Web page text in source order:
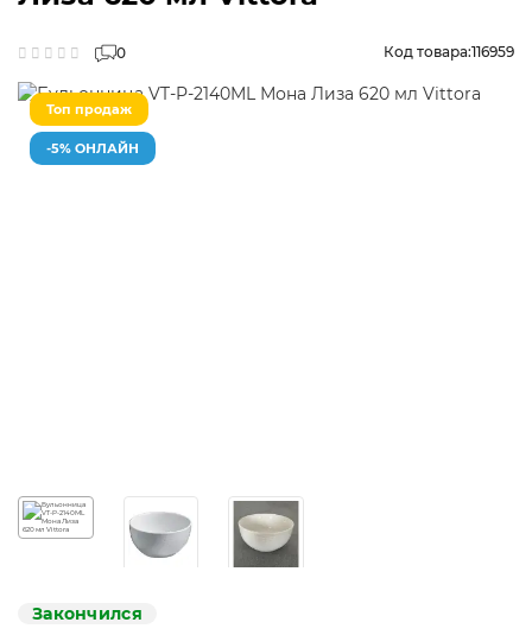
0 Код товара:116959
Топ продаж
-5% ОНЛАЙН
Закончился